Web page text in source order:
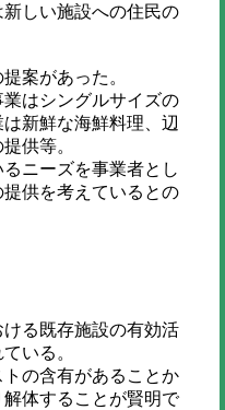
しい施設への住民の
案があった。
はシングルサイズの
新鮮な海鮮料理、辺
供等。
ニーズを事業者とし
供を考えているとの
る既存施設の有効活
いる。
の含有があることか
体することが賢明で